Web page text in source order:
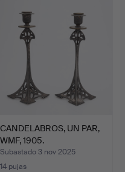
CANDELABROS, UN PAR,
WMF, 1905.
Subastado 3 nov 2025
14 pujas